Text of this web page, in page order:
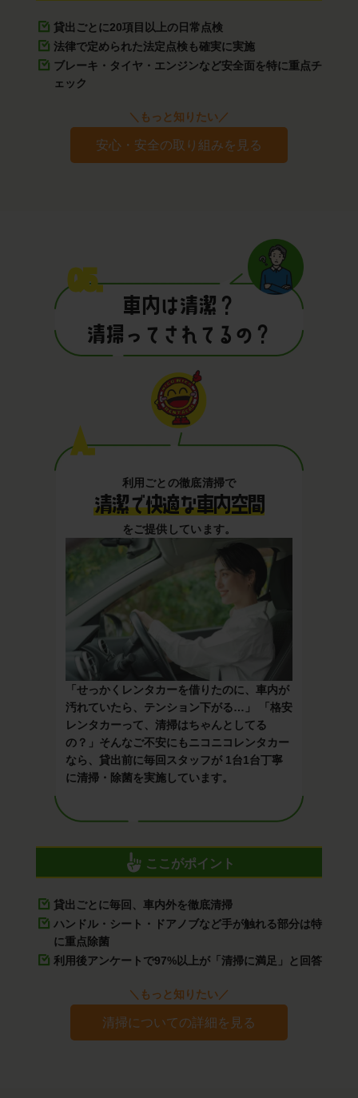
貸出ごとに20項目以上の日常点検
法律で定められた法定点検も確実に実施
ブレーキ・タイヤ・エンジンなど安全面を特に重点チ
ェック
＼もっと知りたい／
安心・安全の取り組みを見る
Q5.
車内は清潔？
清掃ってされてるの？
A.
利用ごとの徹底清掃で
清潔で快適な車内空間
をご提供しています。
「せっかくレンタカーを借りたのに、車内が
汚れていたら、テンション下がる…」 「格安
レンタカーって、清掃はちゃんとしてる
の？」そんなご不安にもニコニコレンタカー
なら、貸出前に毎回スタッフが 1台1台丁寧
に清掃・除菌を実施しています。
ここがポイント
貸出ごとに毎回、車内外を徹底清掃
ハンドル・シート・ドアノブなど手が触れる部分は特
に重点除菌
利用後アンケートで97%以上が「清掃に満足」と回答
＼もっと知りたい／
清掃についての詳細を見る